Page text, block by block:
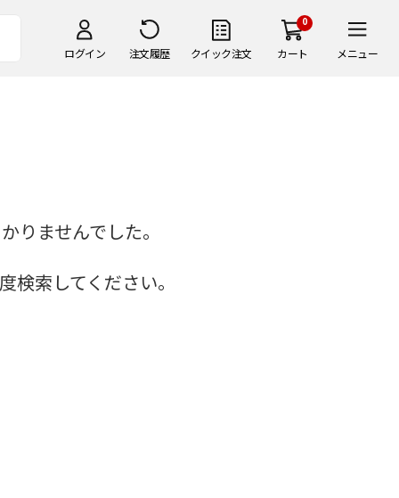
ログイン 注文履歴 クイック注文
0
カート メニュー
りませんでした。
検索してください。